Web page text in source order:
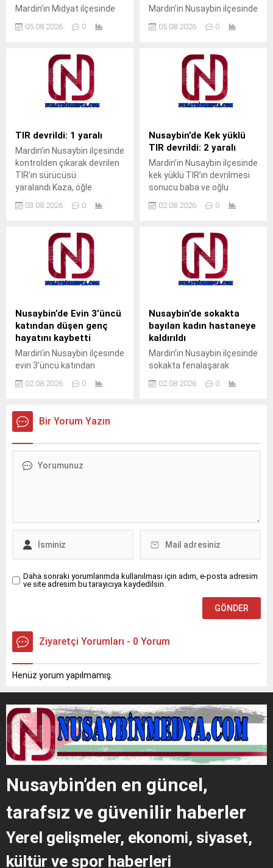
Mardin’in Midyat ilçesinde
korkulukları arasına kafası
Ahmet Akkuş’un
müdahalesiyle kurtarıldı.
Olay, akşam saatlerinde
Cumhuriyet Mahallesi’nde
meydana geldi.Akrabalarını
çocuk, pencerenin demir
korkulukları arasına kafasını
sokunca sıkışarak mahsur
kaldı. Çocuğun ağlama
sesini duyan yakınları
yardıma koştu. Durumu fark
eden aile üyeleri, aynı evde...
05.08.2026 0
Mardin’in Nusaybin ilçesinde
çıkan kuru ot yangınında
gördü. Yangın, sabah
saatlerinde Nusaybin
ilçesine bağlı kırsal
Bahçebaşı Mahallesi’nde
sulama kanalı çevresinde
nedenle başlayan kuru ot
yangını, rüzgarın etkisiyle
çevredeki meyve ağaçlarına
sıçradı. İhbar üzerine
bölgeye sevk edilen itfaiye
ekipleri, yangını çevreye
yayılmadan...
05.08.2026 0
TIR devrildi: 1 yaralı
Mardin’in Nusaybin ilçesinde
kontrolden çıkarak devrilen
TIR’ın sürücüsü
yaralandı.Kaza, öğle
ilçesine bağlı kırsal Girmeli
uluslararası İpekyolu’nda
meydana
geldi.Sürücüsünün kimliği
ve taşıdığı yük henüz
öğrenilemeyen 33 BED 762
Cizre istikametine seyir
halindeyken kontrolden
çıkarak orta refüjdeki demir
bariyerlere çarpıp
devrildi.Kazada araç içinde
mahsur kalan...
03.08.2026 0
Nusaybin’de Kek yüklü
TIR devrildi: 2 yaralı
Mardin’in Nusaybin ilçesinde
kek yüklü TIR’ın devrilmesi
sonucu baba ve oğlu
saatlerinde Nusaybin
Mahallesi mevkisindeki
uluslararası İpekyolu’nda
meydana geldi.S.Y.
idaresindeki 31 AGT 99
plakalı kek yüklü TIR,
istikametine seyir
halindeyken sürücüsünün
direksiyon hakimiyetini
refüjdeki demir bariyerlere
çarparak devrildi. Kazada...
02.08.2026 0
Nusaybin’de Evin 3’üncü
katından düşen genç
hayatını kaybetti
Mardin’in Nusaybin ilçesinde
evin 3’üncü katından
yaşındaki genç yaşamını
saatlerinde Nusaybin
ilçesine bağlı kırsal
Şahin Kurt (23), henüz
üzerine olay...
02.08.2026 0
Nusaybin’de sokakta
bayılan kadın hastaneye
kaldırıldı
Mardin’in Nusaybin ilçesinde
sokakta fenalaşarak
ekiplerinin müdahalesinin
olay yerinde...
02.08.2026 0
Bir Yorum Yazın
Daha sonraki yorumlarımda kullanılması için adım, e-posta adresim
ve site adresim bu tarayıcıya kaydedilsin.
Ziyaretçi Yorumları - 0 Yorum
Henüz yorum yapılmamış.
Nusaybin’den en güncel,
tarafsız ve güvenilir haberler
Yerel gelişmeler, ekonomi, siyaset,
kültür ve spor haberleri